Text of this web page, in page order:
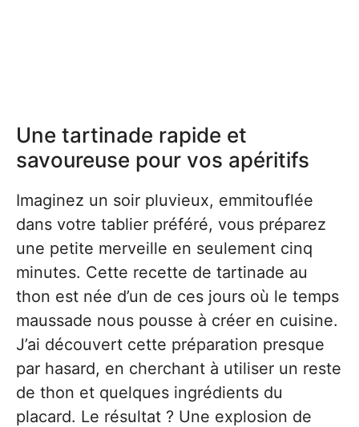
Une tartinade rapide et
savoureuse pour vos apéritifs
Imaginez un soir pluvieux, emmitouflée
dans votre tablier préféré, vous préparez
une petite merveille en seulement cinq
minutes. Cette recette de tartinade au
thon est née d’un de ces jours où le temps
maussade nous pousse à créer en cuisine.
J’ai découvert cette préparation presque
par hasard, en cherchant à utiliser un reste
de thon et quelques ingrédients du
placard. Le résultat ? Une explosion de